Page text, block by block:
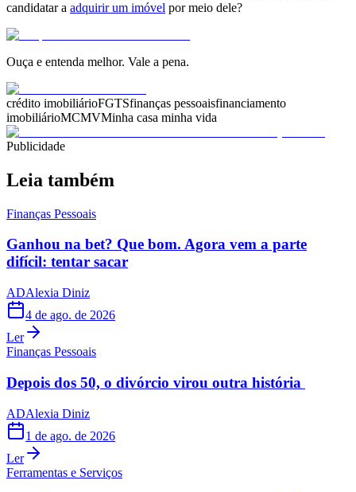
candidatar a adquirir um imóvel por meio dele?
Ouça e entenda melhor. Vale a pena.
crédito imobiliárioFGTSfinanças pessoaisfinanciamento
imobiliárioMCMVMinha casa minha vida
Publicidade
Leia também
Finanças Pessoais
Ganhou na bet? Que bom. Agora vem a parte
difícil: tentar sacar
ADAlexia Diniz
4 de ago. de 2026
Ler
Finanças Pessoais
Depois dos 50, o divórcio virou outra história
ADAlexia Diniz
1 de ago. de 2026
Ler
Ferramentas e Serviços